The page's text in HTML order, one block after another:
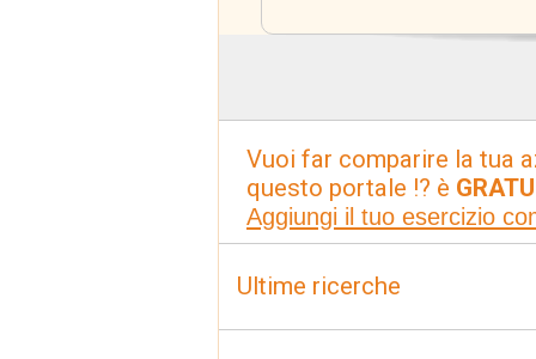
Vuoi far comparire la tua
questo portale !? è
Aggiungi il tuo esercizio
Ultime ricerche